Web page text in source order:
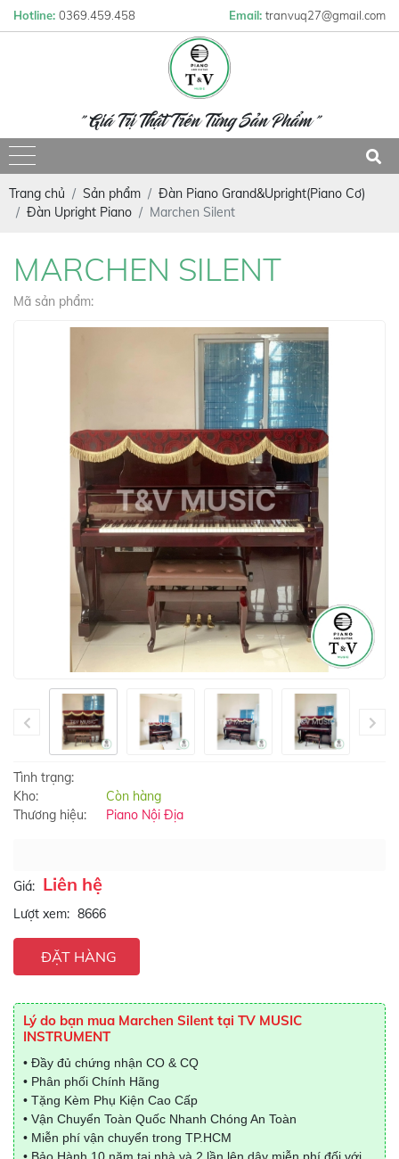
Hotline: 0369.459.458 Email: tranvuq27@gmail.com
" Giá Trị Thật Trên Từng Sản Phẩm "
Trang chủ Sản phẩm
Đàn Piano Grand&Upright(Piano Cơ)
Đàn Upright Piano
Marchen Silent
MARCHEN SILENT
Mã sản phẩm:
Tình trạng:
Kho:
Còn hàng
Thương hiệu:
Piano Nội Địa
Giá: Liên hệ
Lượt xem: 8666
ĐẶT HÀNG
Lý do bạn mua Marchen Silent tại TV MUSIC
INSTRUMENT
• Đầy đủ chứng nhận CO & CQ
• Phân phối Chính Hãng
• Tặng Kèm Phụ Kiện Cao Cấp
• Vận Chuyển Toàn Quốc Nhanh Chóng An Toàn
• Miễn phí vận chuyển trong TP.HCM